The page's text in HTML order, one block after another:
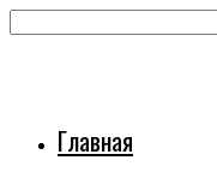
Главная